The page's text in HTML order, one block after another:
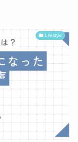
Lifestyle